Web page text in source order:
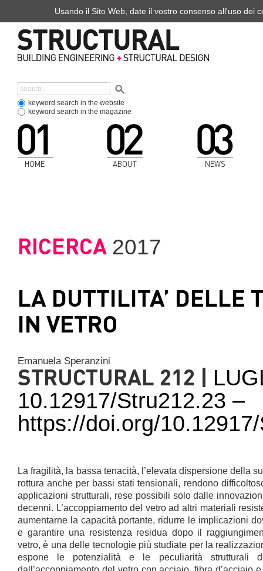
keyword search in the website
keyword search in the magazine
HOME ABOUT NEWS
RICERCA 2017
LA DUTTILITA’ DELLE
IN VETRO
Emanuela Speranzini
STRUCTURAL 212 |
10.12917/Stru212.23 –
https://doi.org/
La fragilità, la bassa tenacità, l’elevata dispersione della
rottura anche per bassi stati tensionali, rendono
applicazioni strutturali, rese possibili solo dalle
decenni. L’accoppiamento del vetro ad altri materiali
aumentarne la capacità portante, ridurre le implicazioni
e garantire una resistenza residua dopo il
vetro, è una delle tecnologie più studiate per la
espone le potenzialità e le peculiarità strutturali
Usando il Sito Web, date il vostro consenso all'uso